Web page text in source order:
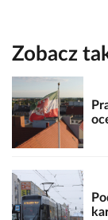
Zobacz